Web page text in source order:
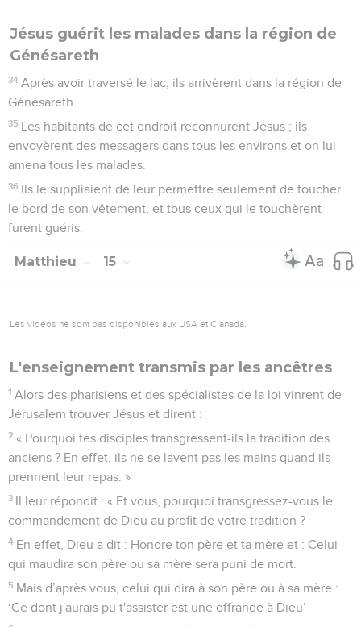
Jésus guérit les malades dans la région de
Génésareth
34 Après avoir traversé le lac, ils arrivèrent dans la région de
Génésareth.
35 Les habitants de cet endroit reconnurent Jésus ; ils
envoyèrent des messagers dans tous les environs et on lui
amena tous les malades.
36 Ils le suppliaient de leur permettre seulement de toucher
le bord de son vêtement, et tous ceux qui le touchèrent
furent guéris.
Matthieu 15
Les vidéos ne sont pas disponibles aux USA et C anada.
L'enseignement transmis par les ancêtres
1 Alors des pharisiens et des spécialistes de la loi vinrent de
Jérusalem trouver Jésus et dirent :
2 « Pourquoi tes disciples transgressent-ils la tradition des
anciens ? En effet, ils ne se lavent pas les mains quand ils
prennent leur repas. »
3 Il leur répondit : « Et vous, pourquoi transgressez-vous le
commandement de Dieu au profit de votre tradition ?
4 En effet, Dieu a dit : Honore ton père et ta mère et : Celui
qui maudira son père ou sa mère sera puni de mort.
5 Mais d’après vous, celui qui dira à son père ou à sa mère :
‘Ce dont j'aurais pu t'assister est une offrande à Dieu’